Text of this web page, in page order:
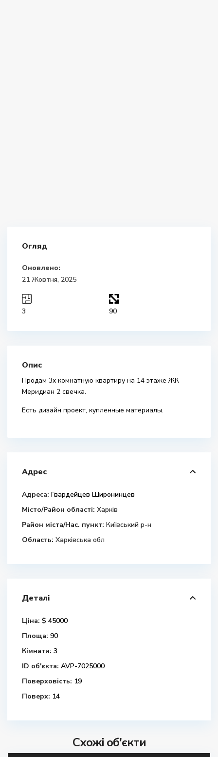
Огляд
Оновлено:
21 Жовтня, 2025
3 90
Опис
Продам 3х комнатную квартиру на 14 этаже ЖК
Меридиан 2 свечка.
Есть дизайн проект, купленные материалы.
Адрес
Адреса: Гвардейцев Широнинцев
Місто/Район області: Харків
Район міста/Нас. пункт: Київський р-н
Область: Харківська обл
Деталі
Ціна: $ 45000
Площа: 90
Кімнати: 3
ID об'єкта: AVP-7025000
Поверховість: 19
Поверх: 14
Схожі об'єкти